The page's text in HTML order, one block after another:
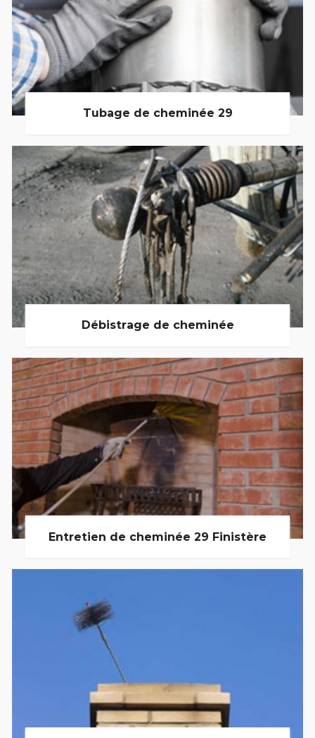
Tubage de cheminée 29
Débistrage de cheminée
Entretien de cheminée 29 Finistère